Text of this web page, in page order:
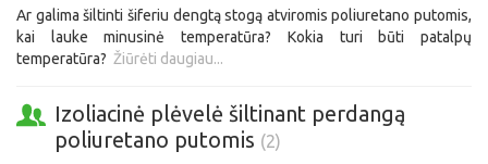
Ar galima šiltinti šiferiu dengtą stogą atviromis poliuretano putomis,
kai lauke minusinė temperatūra? Kokia turi būti patalpų
temperatūra? Žiūrėti daugiau...
Izoliacinė plėvelė šiltinant perdangą
poliuretano putomis (2)